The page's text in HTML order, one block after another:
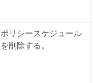
ポリシースケジュール
を削除する。